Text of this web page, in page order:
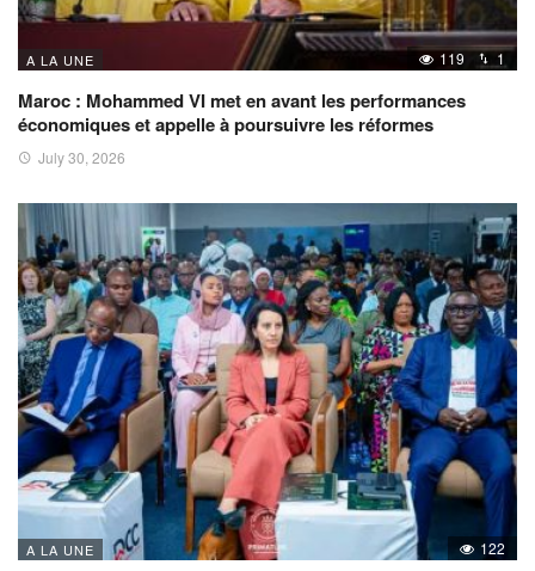
A LA UNE 119 1
Maroc : Mohammed VI met en avant les performances
économiques et appelle à poursuivre les réformes
July 30, 2026
A LA UNE 122